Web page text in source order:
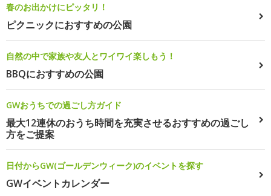
春のお出かけにピッタリ！
ピクニックにおすすめの公園
自然の中で家族や友人とワイワイ楽しもう！
BBQにおすすめの公園
GWおうちでの過ごし方ガイド
最大12連休のおうち時間を充実させるおすすめの過ごし
方をご提案
日付からGW(ゴールデンウィーク)のイベントを探す
GWイベントカレンダー